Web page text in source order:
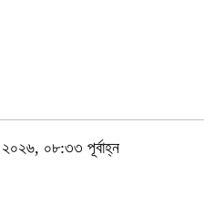
০৮:৩৩ পূর্বাহ্ন